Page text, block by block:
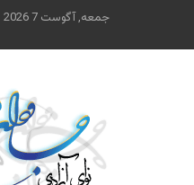
جمعه, آگوست 7 2026